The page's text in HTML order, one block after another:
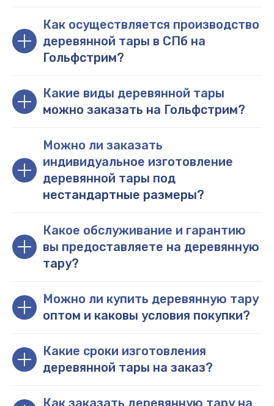
Как осуществляется производство
деревянной тары в СПб на
Гольфстрим?
Какие виды деревянной тары
можно заказать на Гольфстрим?
Можно ли заказать
индивидуальное изготовление
деревянной тары под
нестандартные размеры?
Какое обслуживание и гарантию
вы предоставляете на деревянную
тару?
Можно ли купить деревянную тару
оптом и каковы условия покупки?
Какие сроки изготовления
деревянной тары на заказ?
Как заказать деревянную тару на